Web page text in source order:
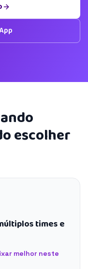
escolher
times e
melhor neste